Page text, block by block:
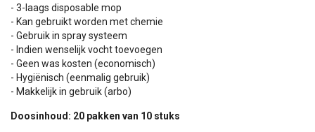
- 3-laags disposable mop
- Kan gebruikt worden met chemie
- Gebruik in spray systeem
- Indien wenselijk vocht toevoegen
- Geen was kosten (economisch)
- Hygiënisch (eenmalig gebruik)
- Makkelijk in gebruik (arbo)
Doosinhoud: 20 pakken van 10 stuks